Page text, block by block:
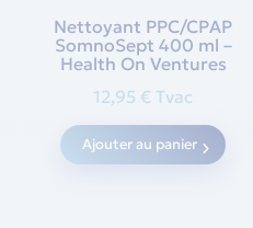
Nettoyant PPC/CPAP
SomnoSept 400 ml –
Health On Ventures
12,95€ Tvac
Ajouter au panier